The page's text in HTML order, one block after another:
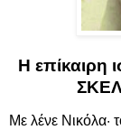
Η επίκαιρη
Με λένε Νικόλα·